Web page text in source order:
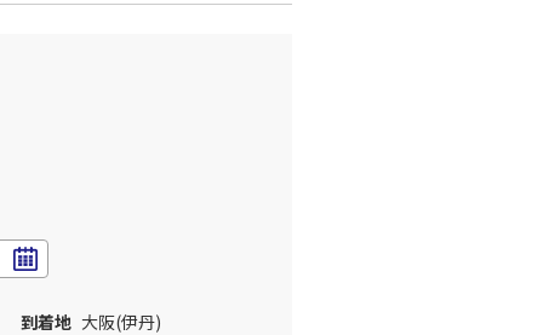
到着地 大阪(伊丹)